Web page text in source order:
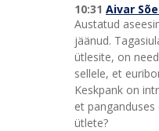
10:31 Aivar
Austatud
jäänud.
ütlesite, on
sellele, et
Keskpank on
et
ütlete?